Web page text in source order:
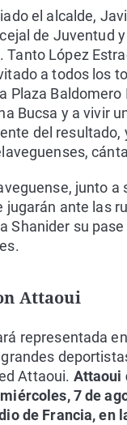
el alcalde,
de Juventud
Tanto López
a todos los
Plaza Baldomero
Bucsa y a vivir
del resultado,
junto a
jugarán ante las
Shanider su pase
Attaoui
representada
Attaoui. Attaoui
7 de
de Francia, en